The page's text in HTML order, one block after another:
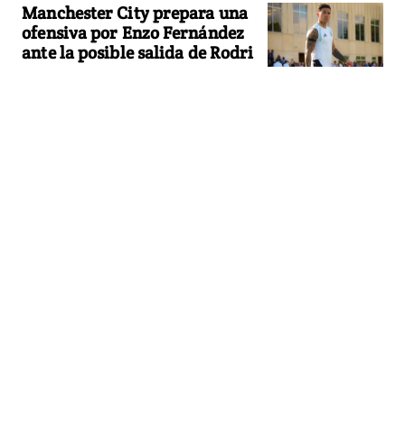
Manchester City prepara una
ofensiva por Enzo Fernández
ante la posible salida de Rodri